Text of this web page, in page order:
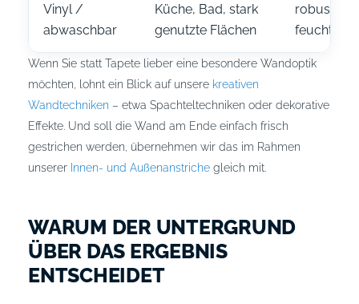
Vinyl /
abwaschbar
Küche, Bad, stark
genutzte Flächen
robust
Wenn Sie statt Tapete lieber eine besondere Wandoptik
möchten, lohnt ein Blick auf unsere kreativen
Wandtechniken – etwa Spachteltechniken oder dekorative
Effekte. Und soll die Wand am Ende einfach frisch
gestrichen werden, übernehmen wir das im Rahmen
unserer Innen- und Außenanstriche gleich mit.
WARUM DER UNTERGRUND
ÜBER DAS ERGEBNIS
ENTSCHEIDET